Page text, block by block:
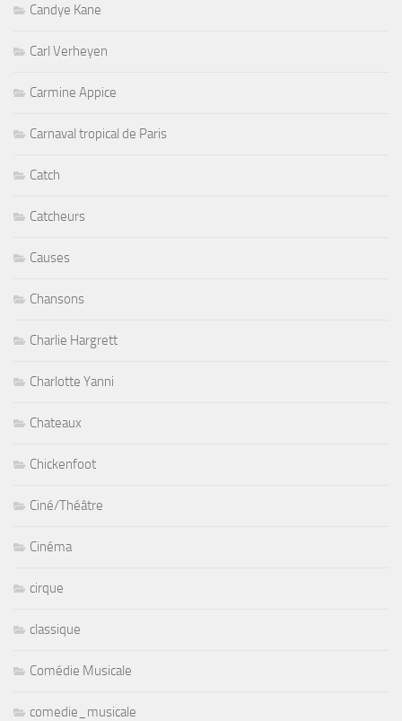
Candye Kane
Carl Verheyen
Carmine Appice
Carnaval tropical de Paris
Catch
Catcheurs
Causes
Chansons
Charlie Hargrett
Charlotte Yanni
Chateaux
Chickenfoot
Ciné/Théâtre
Cinéma
cirque
classique
Comédie Musicale
comedie_musicale